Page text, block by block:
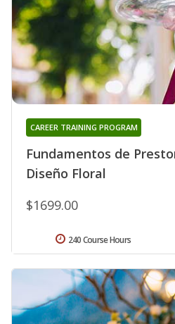
Fundamentos de
Diseño Floral
CAREER TRAINING PROGRAM
$1699.00
240 Course Hours